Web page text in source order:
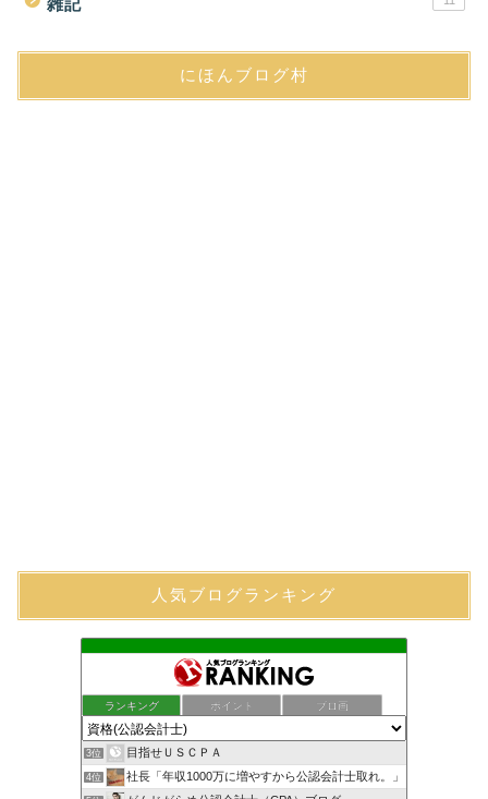
雑記
にほんブログ村
人気ブログランキング
ランキング ポイント ブロ画
3位 目指せＵＳＣＰＡ
4位 社長「年収1000万に増やすから公認会計士取れ。」